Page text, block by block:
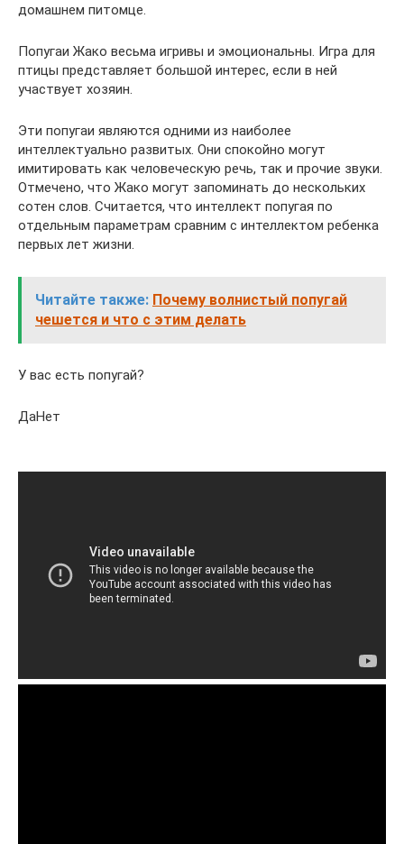
домашнем питомце.
Попугаи Жако весьма игривы и эмоциональны. Игра для
птицы представляет большой интерес, если в ней
участвует хозяин.
Эти попугаи являются одними из наиболее
интеллектуально развитых. Они спокойно могут
имитировать как человеческую речь, так и прочие звуки.
Отмечено, что Жако могут запоминать до нескольких
сотен слов. Считается, что интеллект попугая по
отдельным параметрам сравним с интеллектом ребенка
первых лет жизни.
Читайте также: Почему волнистый попугай
чешется и что с этим делать
У вас есть попугай?
ДаНет